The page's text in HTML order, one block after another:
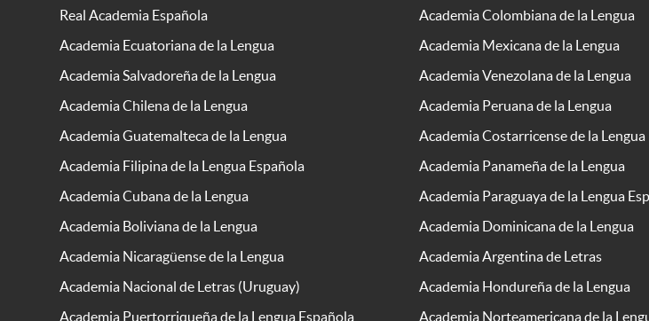
Real Academia Española
Academia Colombiana de la Lengua
Academia Ecuatoriana de la Lengua
Academia Mexicana de la Lengua
Academia Salvadoreña de la Lengua
Academia Venezolana de la Lengua
Academia Chilena de la Lengua
Academia Peruana de la Lengua
Academia Guatemalteca de la Lengua
Academia Costarricense de la Lengua
Academia Filipina de la Lengua Española
Academia Panameña de la Lengua
Academia Cubana de la Lengua
Academia Paraguaya de la Lengua
Academia Boliviana de la Lengua
Academia Dominicana de la Lengua
Academia Nicaragüense de la Lengua
Academia Argentina de Letras
Academia Nacional de Letras (Uruguay)
Academia Hondureña de la Lengua
Academia Puertorriqueña de la Lengua Española
Academia Norteamericana de la